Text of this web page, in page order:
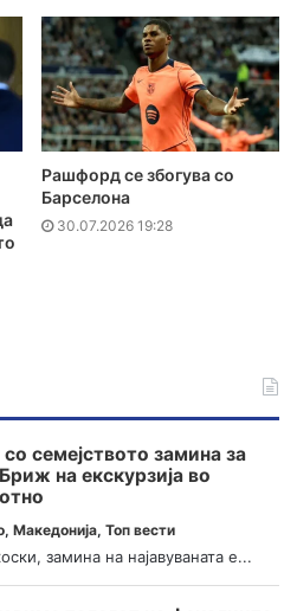
Рашфорд се збогува со
Барселона
30.07.2026 19:28
семејството замина за
на екскурзија во
, Македонија, Топ вести
замина на најавуваната е...